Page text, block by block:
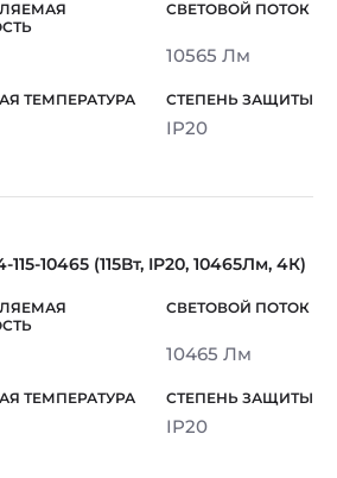
10565 Лм
IP20
10465 (115Вт, IP20, 10465Лм, 4К)
10465 Лм
IP20